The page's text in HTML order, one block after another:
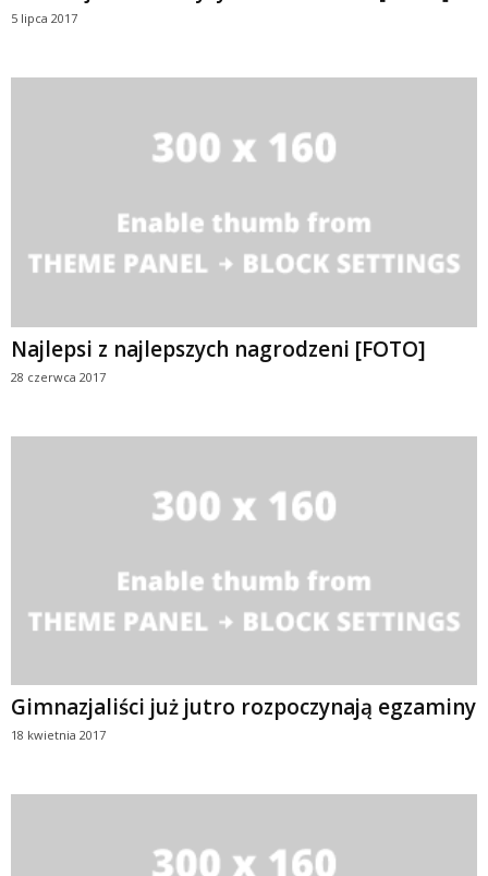
5 lipca 2017
Najlepsi z najlepszych nagrodzeni [FOTO]
28 czerwca 2017
Gimnazjaliści już jutro rozpoczynają egzaminy
18 kwietnia 2017